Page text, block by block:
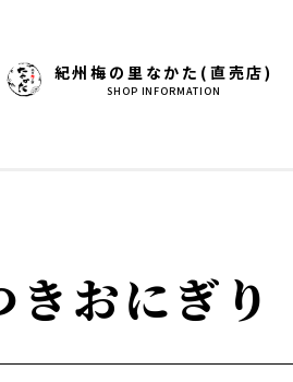
紀州梅の里なかた(直売店)
SHOP INFORMATION
おにぎり